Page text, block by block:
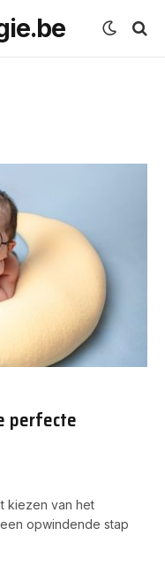
perfecte
kiezen van het
opwindende stap